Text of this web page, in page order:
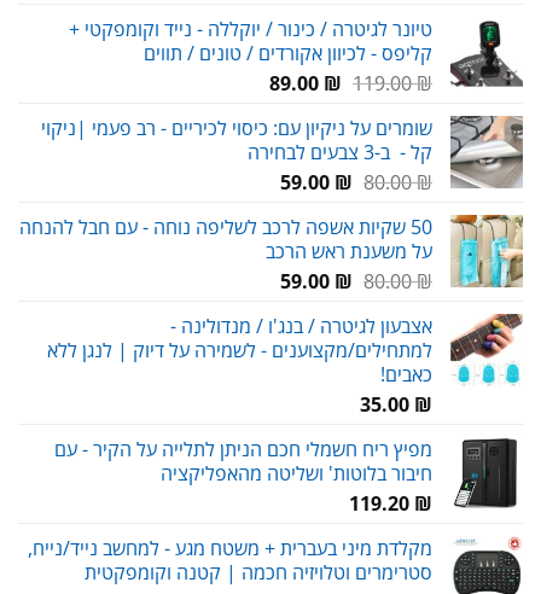
עד
טיונר לגיטרה / כינור / יוקללה - נייד וקומפקטי +
קליפס - לכיוון אקורדים / טונים / תווים
119.00₪
המחיר
היה:
119.00 ₪.
89.00 ₪
המחיר
הוא:
89.00 ₪.
שומרים על ניקיון עם: כיסוי לכיריים - רב פעמי |ניקוי
קל - ב-3 צבעים לבחירה
80.00₪
המחיר
היה:
80.00 ₪.
59.00 ₪
המחיר
הוא:
59.00 ₪.
50 שקיות אשפה לרכב לשליפה נוחה - עם חבל להנחה
על משענת ראש הרכב
80.00₪
המחיר
היה:
80.00 ₪.
59.00 ₪
המחיר
הוא:
59.00 ₪.
אצבעון לגיטרה / בנג'ו / מנדולינה -
למתחילים/מקצוענים - לשמירה על דיוק | לנגן ללא
כאבים!
35.00 ₪
מפיץ ריח חשמלי חכם הניתן לתלייה על הקיר - עם
חיבור בלוטות' ושליטה מהאפליקציה
119.20 ₪
מקלדת מיני בעברית + משטח מגע - למחשב נייד/נייח,
סטרימרים וטלויזיה חכמה | קטנה וקומפקטית